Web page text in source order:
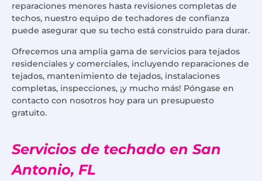
reparaciones menores hasta revisiones completas de
techos, nuestro equipo de techadores de confianza
puede asegurar que su techo está construido para durar.
Ofrecemos una amplia gama de servicios para tejados
residenciales y comerciales, incluyendo reparaciones de
tejados, mantenimiento de tejados, instalaciones
completas, inspecciones, ¡y mucho más! Póngase en
contacto con nosotros hoy para un presupuesto
gratuito.
Servicios de techado en San
Antonio, FL